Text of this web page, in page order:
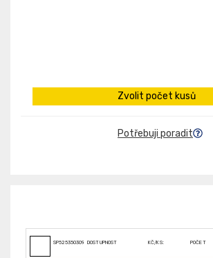
Zvolit počet kusů
Potřebuji poradit
SP5253503092DOSTUPNOST KČ/KS: POČET